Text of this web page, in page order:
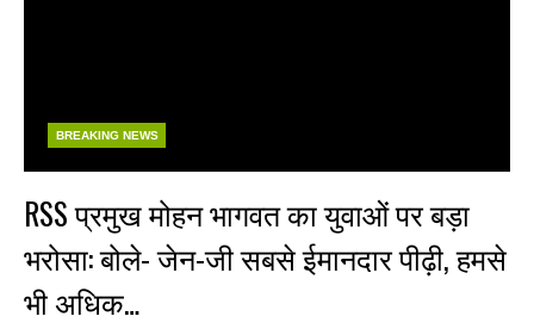
BREAKING NEWS
RSS प्रमुख मोहन भागवत का युवाओं पर बड़ा
भरोसा: बोले- जेन-जी सबसे ईमानदार पीढ़ी, हमसे
भी अधिक…